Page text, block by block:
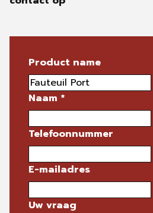
Product name
Naam *
Telefoonnummer
E-mailadres
Uw vraag